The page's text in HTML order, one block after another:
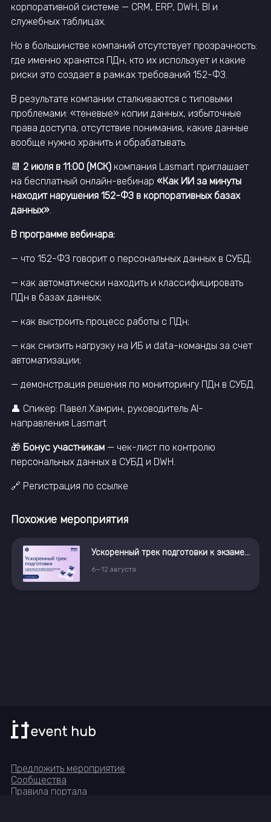
корпоративной системе — CRM, ERP, DWH, BI и
служебных таблицах.
Но в большинстве компаний отсутствует прозрачность:
где именно хранятся ПДн, кто их использует и какие
риски это создает в рамках требований 152-ФЗ.
В результате компании сталкиваются с типовыми
проблемами: «теневые» копии данных, избыточные
права доступа, отсутствие понимания, какие данные
вообще нужно хранить и обрабатывать.
📆 2 июля в 11:00 (МСК) компания Lasmart приглашает
на бесплатный онлайн-вебинар «Как ИИ за минуты
находит нарушения 152-ФЗ в корпоративных базах
данных»
В программе вебинара:
— что 152-ФЗ говорит о персональных данных в СУБД;
— как автоматически находить и классифицировать
ПДн в базах данных;
— как выстроить процесс работы с ПДн;
— как снизить нагрузку на ИБ и data-команды за счет
автоматизации;
— демонстрация решения по мониторингу ПДн в СУБД.
👤 Спикер: Павел Хамрин, руководитель AI-
направления Lasmart
🎁 Бонус участникам — чек-лист по контролю
персональных данных в СУБД и DWH.
🔗 Регистрация по ссылке
Похожие мероприятия
Ускоренный трек подготовки к экзамену в магистратуру «Искусственный интеллект»
6—12 августа
Предложить мероприятие
Сообщества
Правила портала